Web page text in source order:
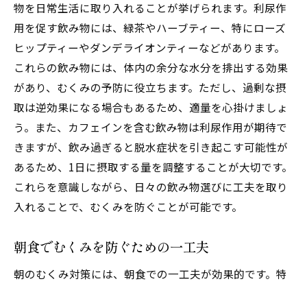
物を日常生活に取り入れることが挙げられます。利尿作
用を促す飲み物には、緑茶やハーブティー、特にローズ
ヒップティーやダンデライオンティーなどがあります。
これらの飲み物には、体内の余分な水分を排出する効果
があり、むくみの予防に役立ちます。ただし、過剰な摂
取は逆効果になる場合もあるため、適量を心掛けましょ
う。また、カフェインを含む飲み物は利尿作用が期待で
きますが、飲み過ぎると脱水症状を引き起こす可能性が
あるため、1日に摂取する量を調整することが大切です。
これらを意識しながら、日々の飲み物選びに工夫を取り
入れることで、むくみを防ぐことが可能です。
朝食でむくみを防ぐための一工夫
朝のむくみ対策には、朝食での一工夫が効果的です。特